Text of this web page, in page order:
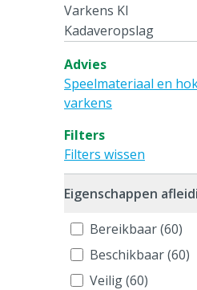
Varkens KI
Kadaveropslag
Advies
Speelmateriaal en
varkens
Filters
Filters wissen
Eigenschappen
Bereikbaar (60)
Beschikbaar (60)
Veilig (60)